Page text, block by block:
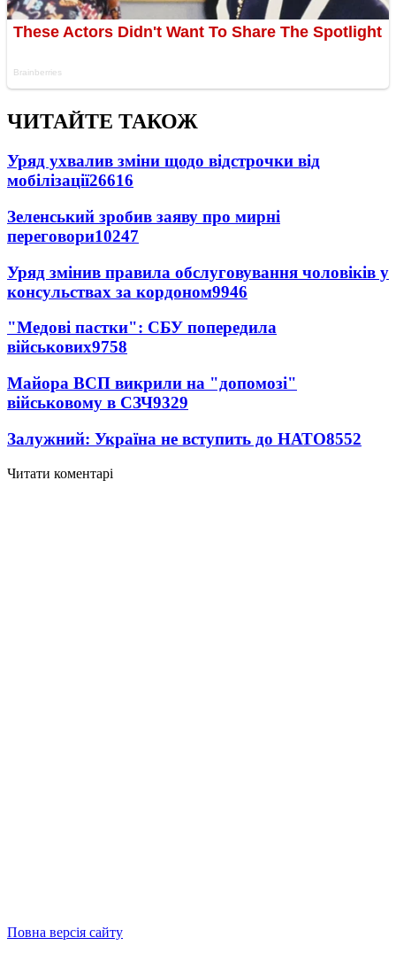
ЧИТАЙТЕ ТАКОЖ
Уряд ухвалив зміни щодо відстрочки від
мобілізації26616
Зеленський зробив заяву про мирні
переговори10247
Уряд змінив правила обслуговування чоловіків у
консульствах за кордоном9946
"Медові пастки": СБУ попередила
військових9758
Майора ВСП викрили на "допомозі"
військовому в СЗЧ9329
Залужний: Україна не вступить до НАТО8552
Читати коментарі
Повна версія сайту